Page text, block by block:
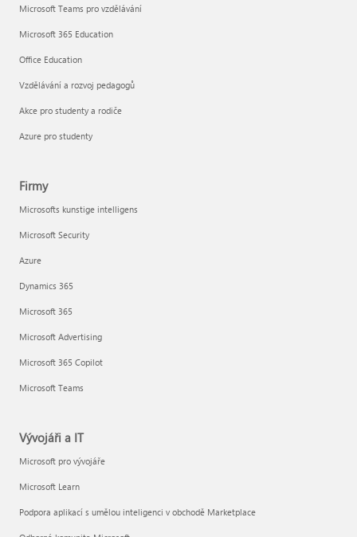
Microsoft Teams pro vzdělávání
Microsoft 365 Education
Office Education
Vzdělávání a rozvoj pedagogů
Akce pro studenty a rodiče
Azure pro studenty
Firmy
Microsofts kunstige intelligens
Microsoft Security
Azure
Dynamics 365
Microsoft 365
Microsoft Advertising
Microsoft 365 Copilot
Microsoft Teams
Vývojáři a IT
Microsoft pro vývojáře
Microsoft Learn
Podpora aplikací s umělou inteligenci v obchodě Marketplace